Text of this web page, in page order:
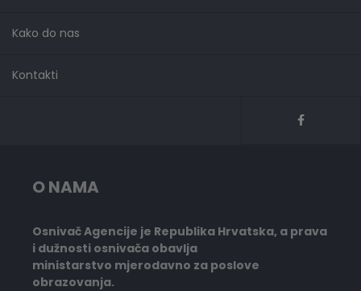
Kako do nas
Kontakti
O NAMA
Osnivač Agencije je Republika Hrvatska, a prava
i dužnosti osnivača obavlja
ministarstvo mjerodavno za poslove
obrazovanja.